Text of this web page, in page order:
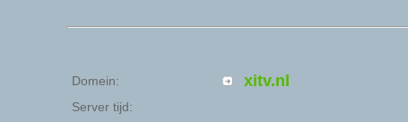
Domein: xitv.nl
Server tijd: